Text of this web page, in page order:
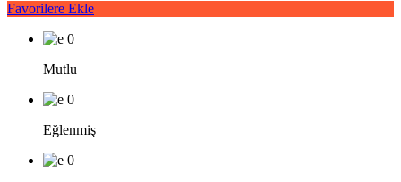
Favorilere Ekle
0
Mutlu
0
Eğlenmiş
0